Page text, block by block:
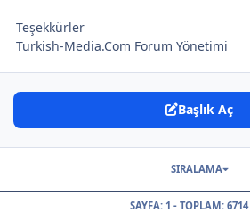
Teşekkürler
Turkish-Media.Com Forum Yönetimi
Başlık Aç
SAYFA: 1 - TOPLAM: 6714
SIRALAMA